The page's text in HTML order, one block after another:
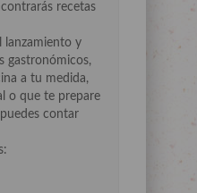
recetas
lanzamiento y
gastronómicos,
a tu medida,
o que te prepare
contar